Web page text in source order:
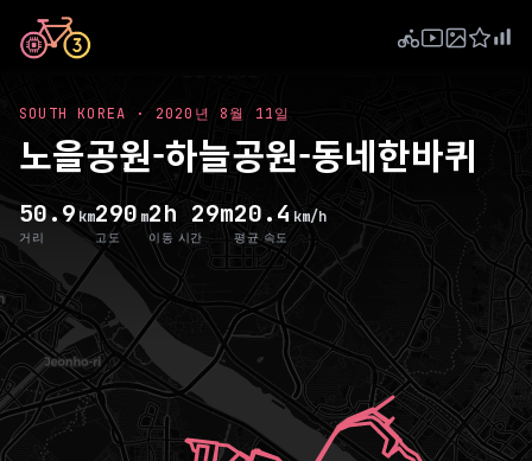
SOUTH KOREA · 2020년 8월 11일
노을공원-하늘공원-동네한바퀴
50.9 km
거리
290 m
고도
2h 29m
이동 시간
20.4 km/h
평균 속도